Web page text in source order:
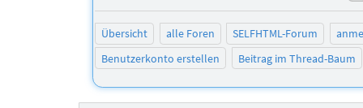
Übersicht alle Foren SELFHTML-Forum
Benutzerkonto erstellen
Beitrag im Thread-Baum